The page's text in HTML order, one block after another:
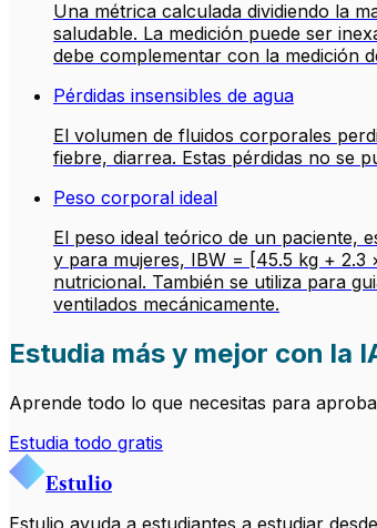
Una métrica calculada dividiendo la
saludable. La medición puede ser
debe complementar con la medición
Pérdidas insensibles de agua
El volumen de fluidos corporales
fiebre, diarrea. Estas pérdidas no se
Peso corporal ideal
El peso ideal teórico de un paciente,
y para mujeres, IBW = [45.5 kg +
nutricional. También se utiliza para
ventilados mecánicamente.
Estudia más y mejor con la
Aprende todo lo que necesitas para
Estudia todo gratis
Estulio
Estulio ayuda a estudiantes a estudiar